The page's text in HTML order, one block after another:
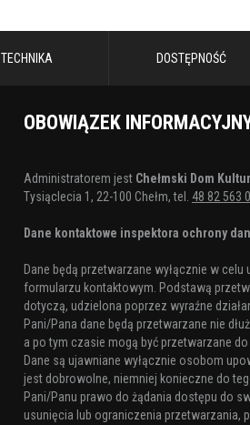
TECHNIKA DOSTĘPNOŚĆ
OBOWIĄZEK
Administratorem jest Chełmski Dom
Tysiąclecia 1, 22-100 Chełm, tel. 48 82 563
Dane kontaktowe inspektora ochrony
Dane będą przetwarzane wyłącznie w
formularzu kontaktowym. Podstawą
dotyczą, udzielona poprzez wyraźne
Pani/Pana dane będą przetwarzane nie
a po tym czasie mogą być przetwarzane
Dane są ujawniane wyłącznie osobom
jest dobrowolne, niemniej konieczne do
Pani/Panu prawo do żądania dostępu do
usunięcia lub ograniczenia przetwarzania,